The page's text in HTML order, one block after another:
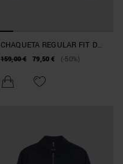
CHAQUETA REGULAR FIT DE
TEJIDO TÉCNICO
159,00 € 79,50 € (-50%)